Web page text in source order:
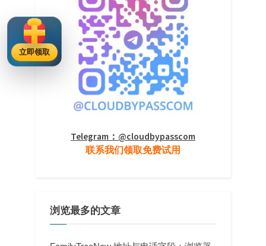
Telegram：@cloudbypasscom
联系我们领取免费试用
浏览最多的文章
立即领取